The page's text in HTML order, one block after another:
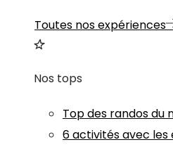
Toutes nos expériences
Nos tops
Top des randos du
6 activités avec les